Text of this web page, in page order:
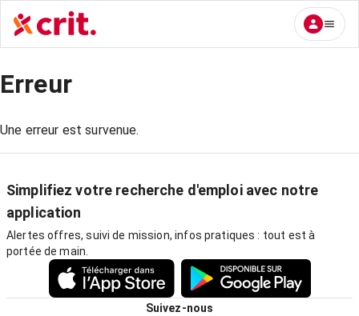
Erreur
Une erreur est survenue.
Simplifiez votre recherche d'emploi avec notre
application
Alertes offres, suivi de mission, infos pratiques : tout est à
portée de main.
Suivez-nous